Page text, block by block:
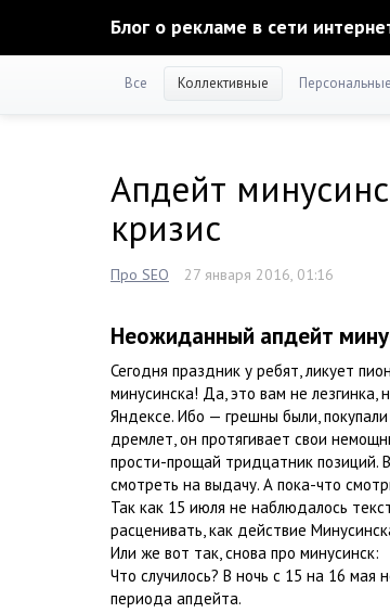
Блог о рекламе в сети
Все Коллективные Персональные
Апдейт
кризис
Про SEO 27 января 2016, 01:16
Неожиданный апдейт
Сегодня праздник у ребят, ликует
минусинска! Да, это вам не
Яндексе. Ибо — грешны были,
дремлет, он протягивает свои
прости-прощай тридцатник
смотреть на выдачу. А пока-что
Так как 15 июля не наблюдалось
расценивать, как действие
Или же вот так, снова про минусинск:
Что случилось? В ночь с 15 на 16 мая
периода апдейта.